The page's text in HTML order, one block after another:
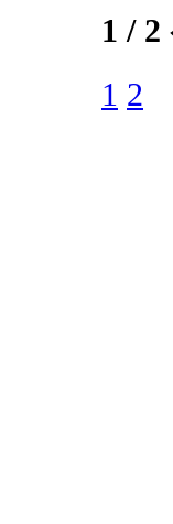
1 / 2
1 2